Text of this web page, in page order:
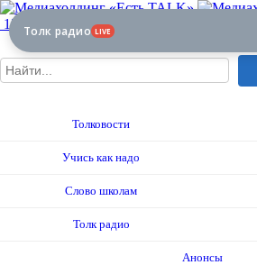
12+
Толковости
Учись как надо
Слово школам
Толк радио
Анонсы
Толк радио LIVE